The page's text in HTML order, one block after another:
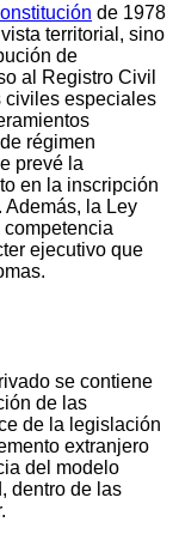
de 1978
territorial, sino
de
al Registro Civil
civiles especiales
régimen
prevé la
en la inscripción
la Ley
ejecutivo que
se contiene
de las
de la legislación
extranjero
del modelo
dentro de las